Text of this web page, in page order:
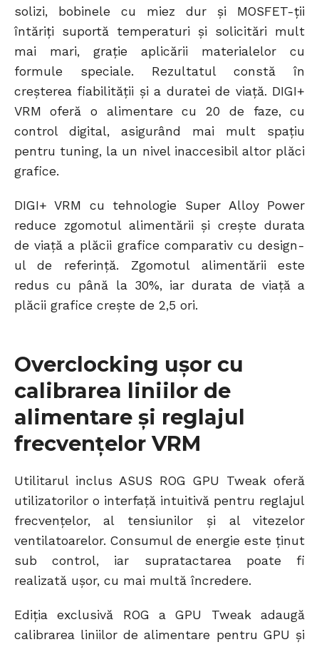
solizi, bobinele cu miez dur și MOSFET-ții
întăriți suportă temperaturi și solicitări mult
mai mari, grație aplicării materialelor cu
formule speciale. Rezultatul constă în
creșterea fiabilității și a duratei de viață. DIGI+
VRM oferă o alimentare cu 20 de faze, cu
control digital, asigurând mai mult spațiu
pentru tuning, la un nivel inaccesibil altor plăci
grafice.
DIGI+ VRM cu tehnologie Super Alloy Power
reduce zgomotul alimentării și crește durata
de viață a plăcii grafice comparativ cu design-
ul de referință. Zgomotul alimentării este
redus cu până la 30%, iar durata de viață a
plăcii grafice crește de 2,5 ori.
Overclocking ușor cu
calibrarea liniilor de
alimentare și reglajul
frecvențelor VRM
Utilitarul inclus ASUS ROG GPU Tweak oferă
utilizatorilor o interfață intuitivă pentru reglajul
frecvențelor, al tensiunilor și al vitezelor
ventilatoarelor. Consumul de energie este ținut
sub control, iar supratactarea poate fi
realizată ușor, cu mai multă încredere.
Ediția exclusivă ROG a GPU Tweak adaugă
calibrarea liniilor de alimentare pentru GPU și